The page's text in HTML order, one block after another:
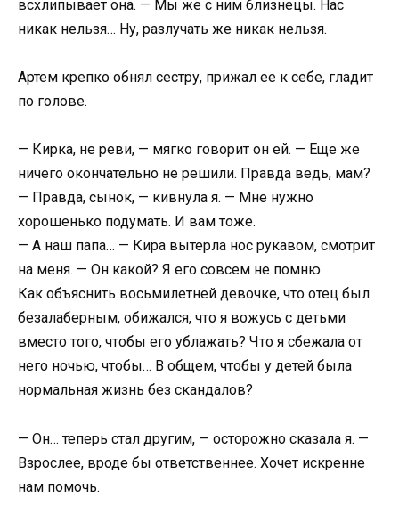
всхлипывает она. — Мы же с ним близнецы. Нас
никак нельзя… Ну, разлучать же никак нельзя.
Артем крепко обнял сестру, прижал ее к себе, гладит
по голове.
— Кирка, не реви, — мягко говорит он ей. — Еще же
ничего окончательно не решили. Правда ведь, мам?
— Правда, сынок, — кивнула я. — Мне нужно
хорошенько подумать. И вам тоже.
— А наш папа… — Кира вытерла нос рукавом, смотрит
на меня. — Он какой? Я его совсем не помню.
Как объяснить восьмилетней девочке, что отец был
безалаберным, обижался, что я вожусь с детьми
вместо того, чтобы его ублажать? Что я сбежала от
него ночью, чтобы… В общем, чтобы у детей была
нормальная жизнь без скандалов?
— Он… теперь стал другим, — осторожно сказала я. —
Взрослее, вроде бы ответственнее. Хочет искренне
нам помочь.